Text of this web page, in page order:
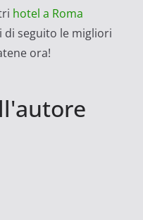
hotel a Roma
di seguito le migliori
ora!